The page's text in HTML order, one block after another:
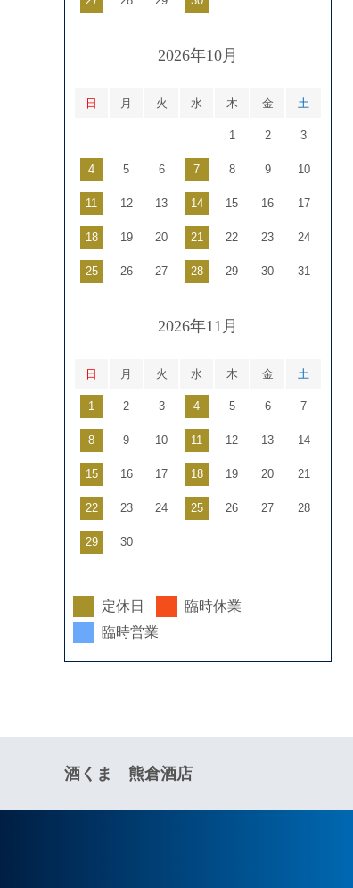
2026年10月
日 月 火 水 木 金 土
1 2 3
4 5 6 7 8 9 10
11 12 13 14 15 16 17
18 19 20 21 22 23 24
25 26 27 28 29 30 31
2026年11月
日 月 火 水 木 金 土
1 2 3 4 5 6 7
8 9 10 11 12 13 14
15 16 17 18 19 20 21
22 23 24 25 26 27 28
29 30
定休日
臨時休業
臨時営業
酒くま 熊倉酒店